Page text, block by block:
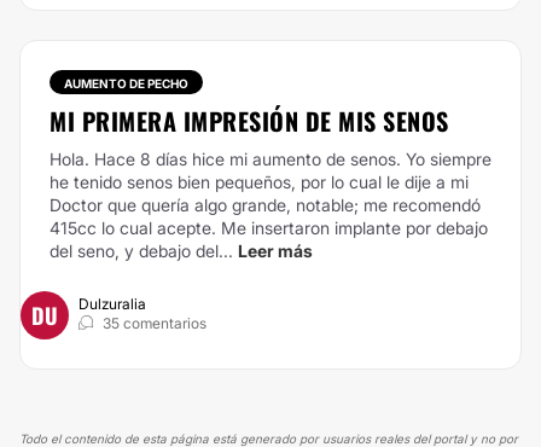
AUMENTO DE PECHO
MI PRIMERA IMPRESIÓN DE MIS SENOS
Hola. Hace 8 días hice mi aumento de senos. Yo siempre
he tenido senos bien pequeños, por lo cual le dije a mi
Doctor que quería algo grande, notable; me recomendó
415cc lo cual acepte. Me insertaron implante por debajo
del seno, y debajo del... Leer más
DU
Dulzuralia
35 comentarios
Todo el contenido de esta página está generado por usuarios reales del portal y no por